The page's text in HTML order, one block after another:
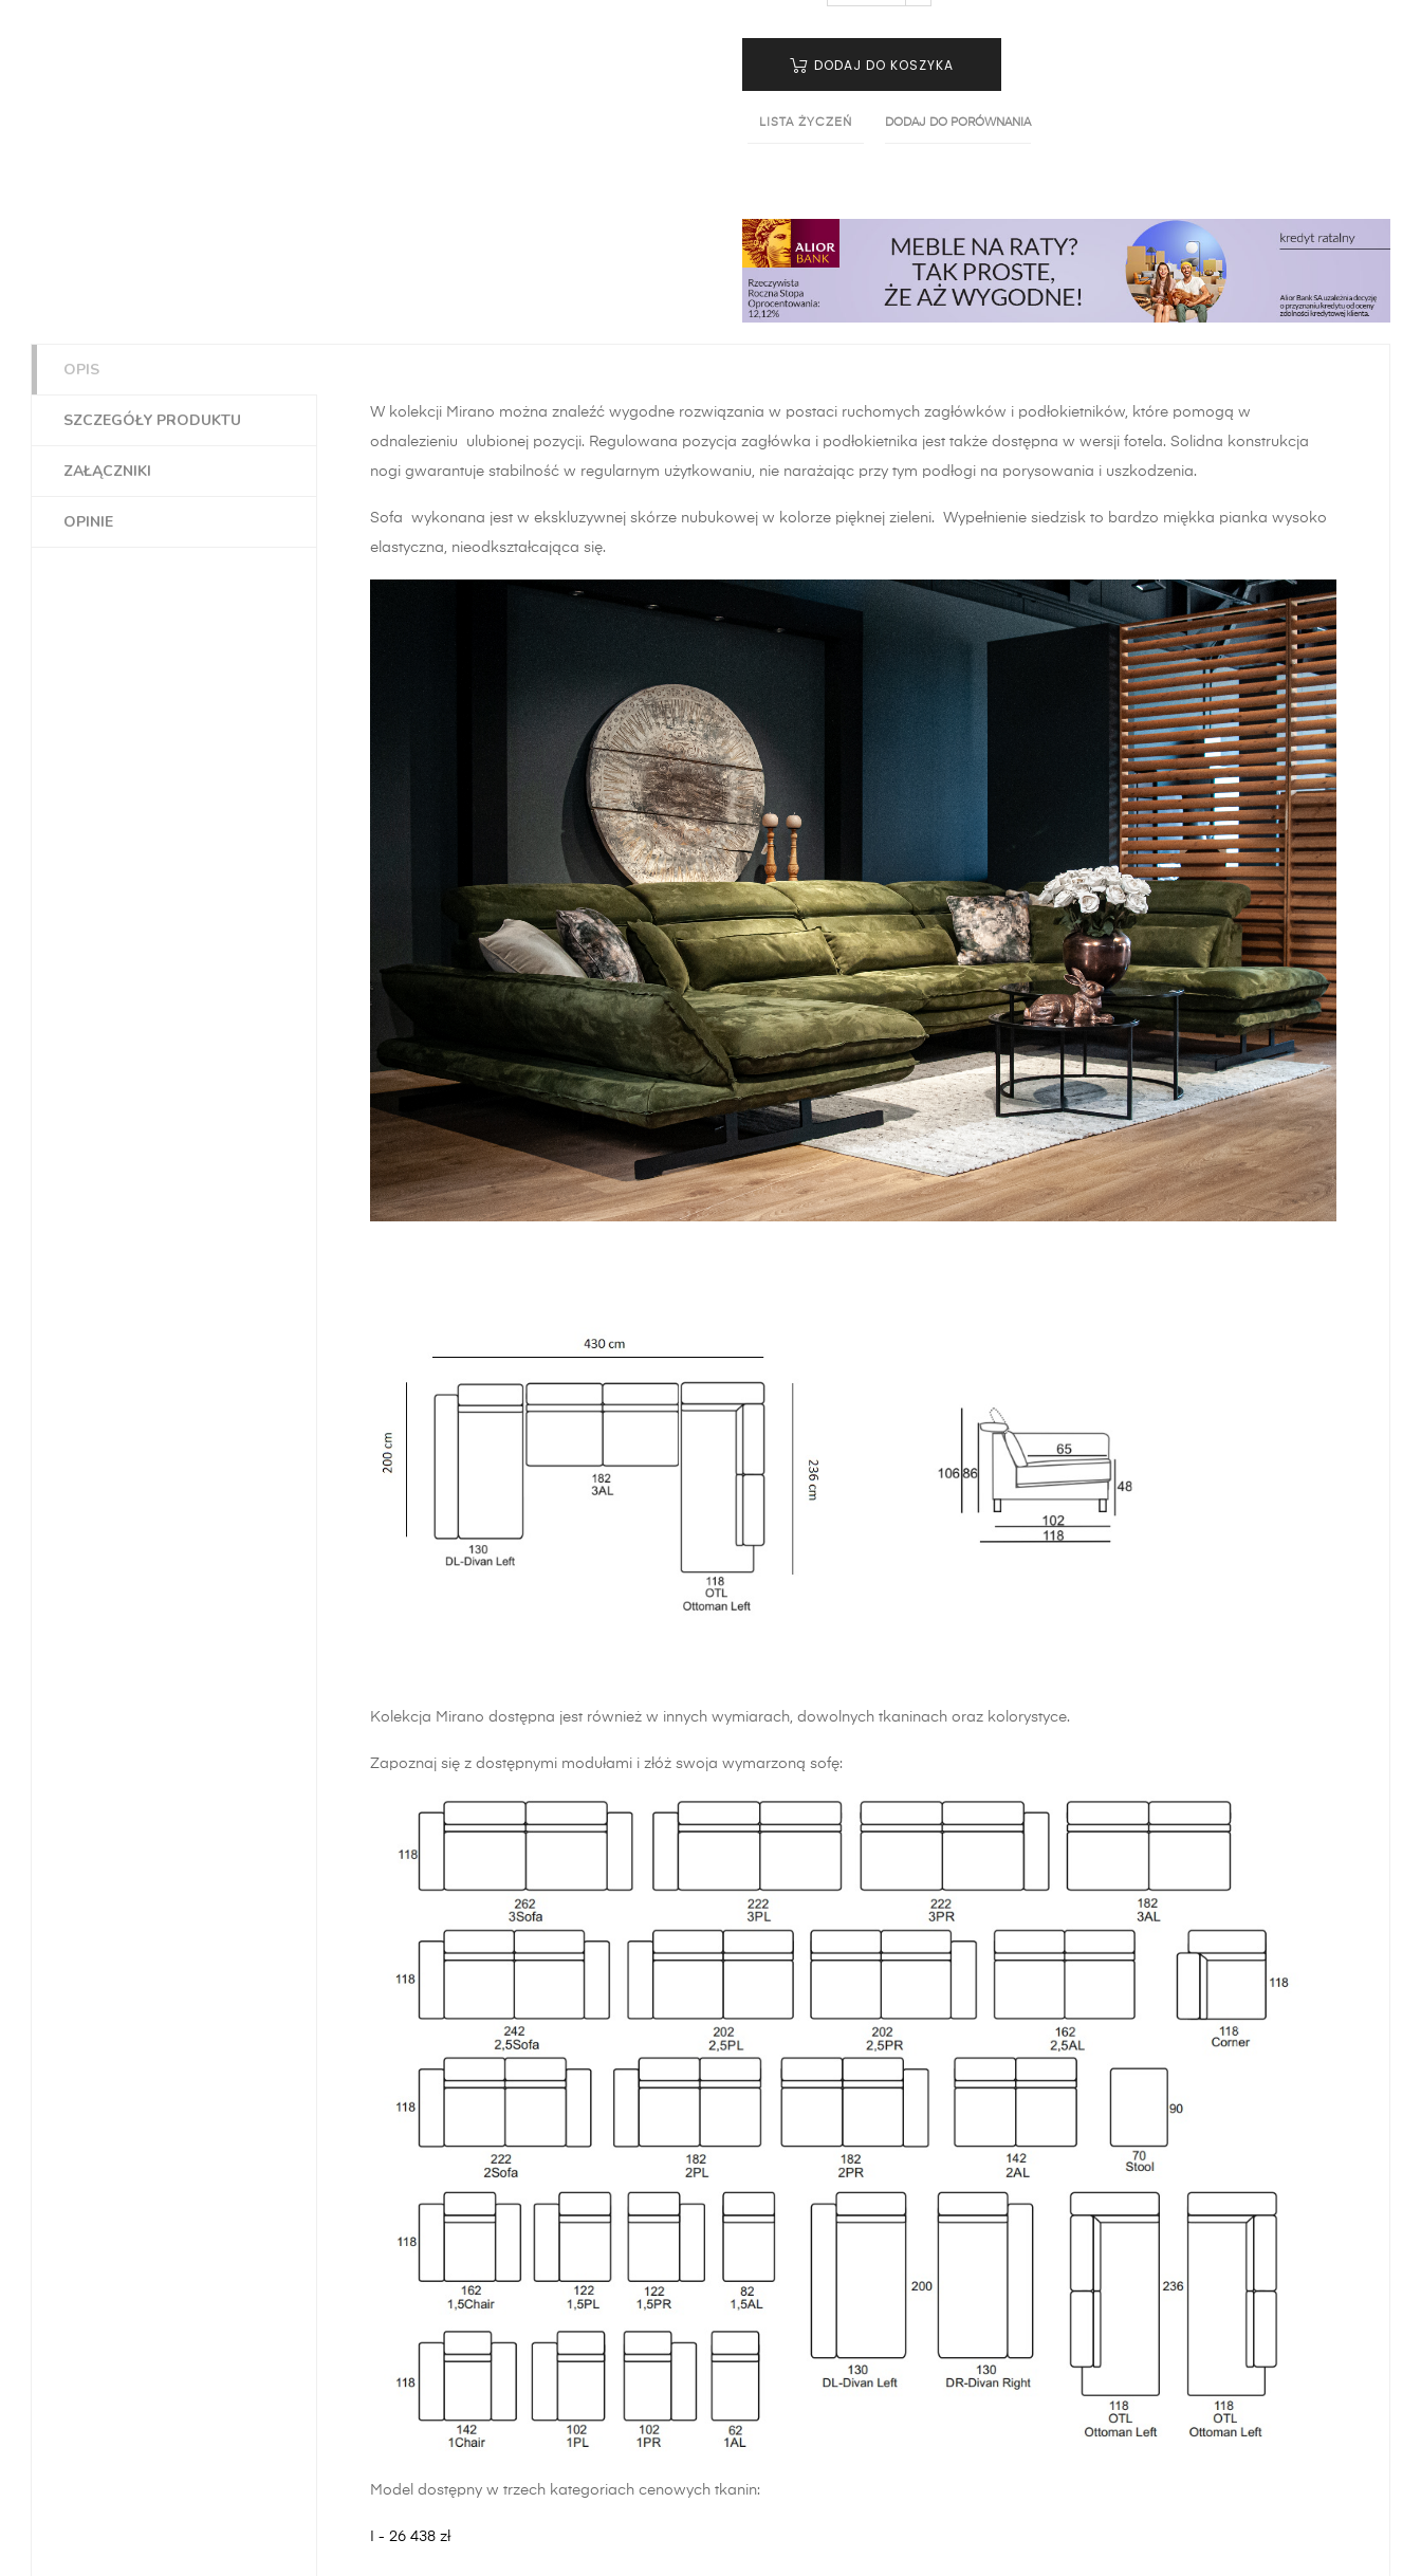
DODAJ DO KOSZYKA
LISTA ŻYCZEŃ DODAJ DO PORÓWNANIA
OPIS
SZCZEGÓŁY PRODUKTU
ZAŁĄCZNIKI
OPINIE
W kolekcji Mirano można znaleźć wygodne rozwiązania w postaci ruchomych zagłówków i podłokietników, które pomogą w
odnalezieniu ulubionej pozycji. Regulowana pozycja zagłówka i podłokietnika jest także dostępna w wersji fotela. Solidna konstrukcja
nogi gwarantuje stabilność w regularnym użytkowaniu, nie narażając przy tym podłogi na porysowania i uszkodzenia.
Sofa wykonana jest w ekskluzywnej skórze nubukowej w kolorze pięknej zieleni. Wypełnienie siedzisk to bardzo miękka pianka wysoko
elastyczna, nieodkształcająca się.
Kolekcja Mirano dostępna jest również w innych wymiarach, dowolnych tkaninach oraz kolorystyce.
Zapoznaj się z dostępnymi modułami i złóż swoja wymarzoną sofę:
Model dostępny w trzech kategoriach cenowych tkanin:
I - 26 438 zł